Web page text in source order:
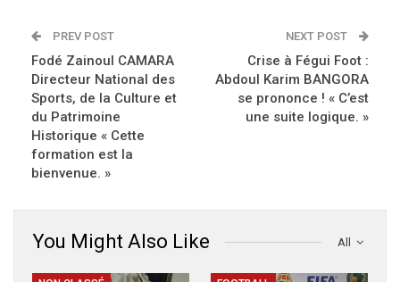
PREV POST
Fodé Zainoul CAMARA
Directeur National des
Sports, de la Culture et
du Patrimoine
Historique « Cette
formation est la
bienvenue. »
NEXT POST
Crise à Fégui Foot :
Abdoul Karim BANGORA
se prononce ! « C’est
une suite logique. »
All
You Might Also Like